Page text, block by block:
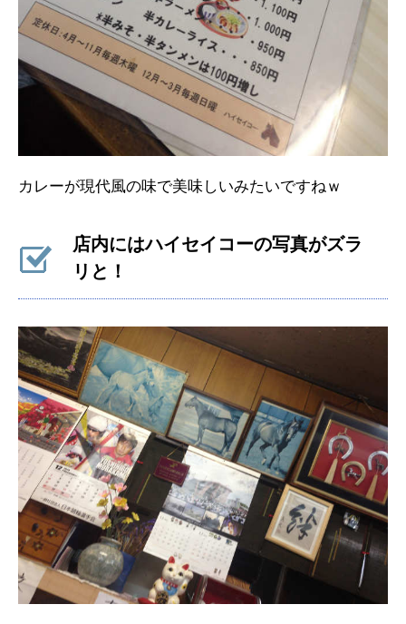
カレーが現代風の味で美味しいみたいですねｗ
店内にはハイセイコーの写真がズラ
リと！